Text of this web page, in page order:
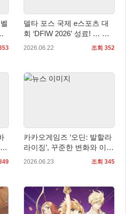
델타 포스 국제 e스포츠 대
회 ‘DFIW 2026’ 성료! … 한
국 대표팀 준우승
2026.06.22 조회 352
7
카카오게임즈 ‘오딘: 발할라
라이징’, 꾸준한 변화와 이용
자 중심 운영으로 맞은 5주
2026.06.23 조회 345